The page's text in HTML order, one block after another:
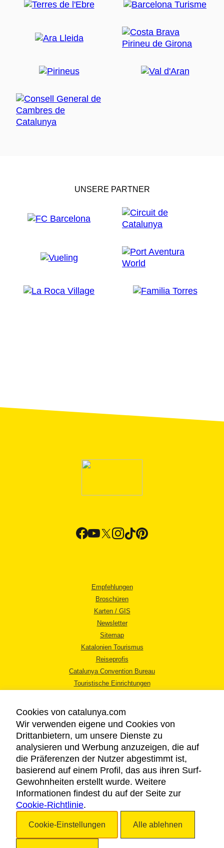
UNSERE PARTNER
Empfehlungen
Broschüren
Karten / GIS
Newsletter
Sitemap
Katalonien Tourismus
Reiseprofis
Catalunya Convention Bureau
Touristische Einrichtungen
RECHTLICHER HINWEIS
DATENSCHUTZICHTLINIE
COOKIES
BARRIEREFREIHEIT
Cookies von catalunya.com
Wir verwenden eigene und Cookies von
Drittanbietern, um unsere Dienste zu
analysieren und Werbung anzuzeigen, die auf
die Präferenzen der Nutzer abgestimmt ist,
basierend auf einem Profil, das aus ihren Surf-
Gewohnheiten erstellt wurde. Weitere
Informationen findest du auf der Seite zur
Cookie-Richtlinie.
Cookie-Einstellungen Alle ablehnen